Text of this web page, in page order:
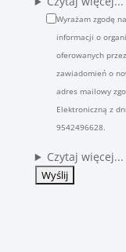
Wyrażam zgodę
informacji o
oferowanych
zawiadomień o
adres mailowy
Elektroniczną z
9542496628.
Czytaj więcej...